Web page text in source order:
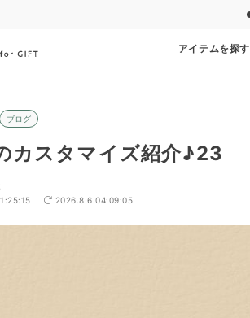
アイテムを探す
ブログ
カスタマイズ紹介♪23
2026.8.6 04:09:05